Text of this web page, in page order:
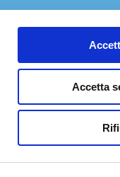
Accetta